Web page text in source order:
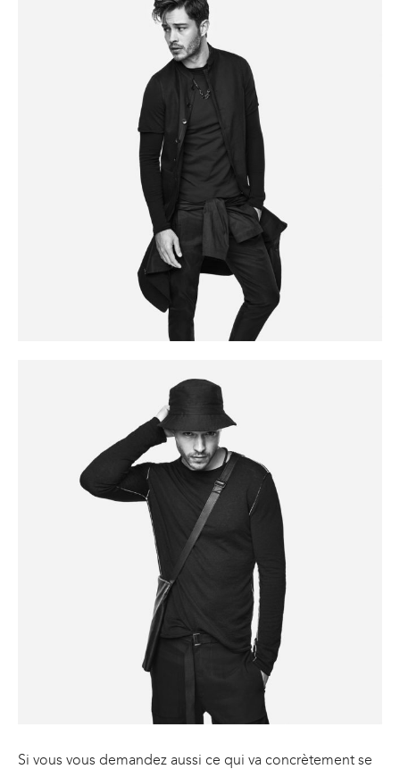
Si vous vous demandez aussi ce qui va concrètement se